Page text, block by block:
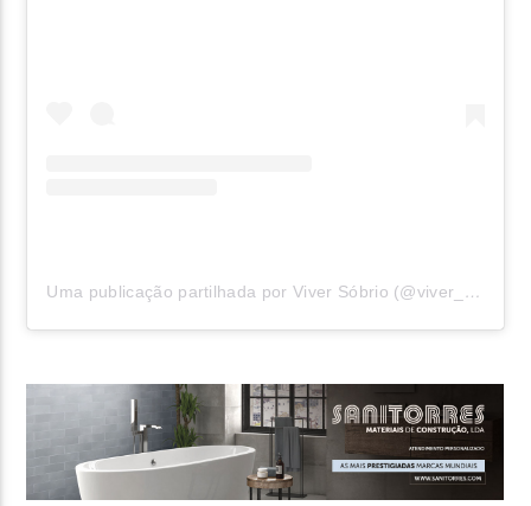
Uma publicação partilhada por Viver Sóbrio (@viver__sobrio)